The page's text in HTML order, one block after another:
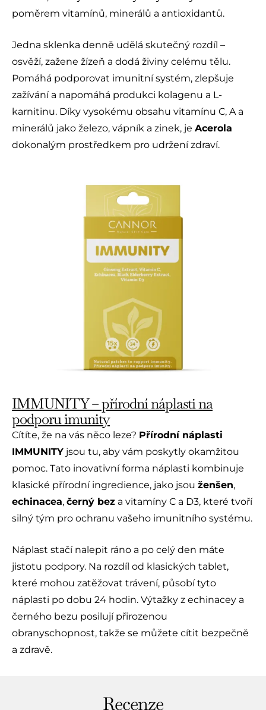
poměrem vitamínů, minerálů a antioxidantů.
Jedna sklenka denně udělá skutečný rozdíl –
osvěží, zažene žízeň a dodá živiny celému tělu.
Pomáhá podporovat imunitní systém, zlepšuje
zažívání a napomáhá produkci kolagenu a L-
karnitinu. Díky vysokému obsahu vitamínu C, A a
minerálů jako železo, vápník a zinek, je Acerola
dokonalým prostředkem pro udržení zdraví.
IMMUNITY – přírodní náplasti na
podporu imunity
Cítíte, že na vás něco leze? Přírodní náplasti
IMMUNITY jsou tu, aby vám poskytly okamžitou
pomoc. Tato inovativní forma náplasti kombinuje
klasické přírodní ingredience, jako jsou ženšen,
echinacea, černý bez a vitamíny C a D3, které tvoří
silný tým pro ochranu vašeho imunitního systému.
Náplast stačí nalepit ráno a po celý den máte
jistotu podpory. Na rozdíl od klasických tablet,
které mohou zatěžovat trávení, působí tyto
náplasti po dobu 24 hodin. Výtažky z echinacey a
černého bezu posilují přirozenou
obranyschopnost, takže se můžete cítit bezpečně
a zdravě.
Recenze